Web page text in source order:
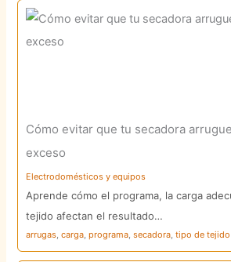
Cómo evitar que tu secadora
exceso
Electrodomésticos y equipos
Aprende cómo el programa, la carga
tejido afectan el resultado…
arrugas,carga,programa,secadora,tipo de tejido